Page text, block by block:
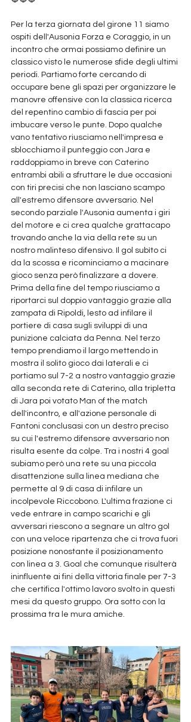
Per la terza giornata del girone 11 siamo
ospiti dell'Ausonia Forza e Coraggio, in un
incontro che ormai possiamo definire un
classico visto le numerose sfide degli ultimi
periodi. Partiamo forte cercando di
occupare bene gli spazi per organizzare le
manovre offensive con la classica ricerca
del repentino cambio di fascia per poi
imbucare verso le punte. Dopo qualche
vano tentativo riusciamo nell'impresa e
sblocchiamo il punteggio con Jara e
raddoppiamo in breve con Caterino
entrambi abili a sfruttare le due occasioni
con tiri precisi che non lasciano scampo
all'estremo difensore avversario. Nel
secondo parziale l'Ausonia aumenta i giri
del motore e ci crea qualche grattacapo
trovando anche la via della rete su un
nostro malinteso difensivo. Il gol subìto ci
da la scossa e ricominciamo a macinare
gioco senza però finalizzare a dovere.
Prima della fine del tempo riusciamo a
riportarci sul doppio vantaggio grazie alla
zampata di Ripoldi, lesto ad infilare il
portiere di casa sugli sviluppi di una
punizione calciata da Penna. Nel terzo
tempo prendiamo il largo mettendo in
mostra il solito gioco dai laterali e ci
portiamo sul 7-2 a nostro vantaggio grazie
alla seconda rete di Caterino, alla tripletta
di Jara poi votato Man of the match
dell'incontro, e all'azione personale di
Fantoni conclusasi con un destro preciso
su cui l'estremo difensore avversario non
risulta esente da colpe. Tra i nostri 4 goal
subiamo però una rete su una piccola
disattenzione sulla linea mediana che
permette al 9 di casa di infilare un
incolpevole Riccobono. L'ultima frazione ci
vede entrare in campo scarichi e gli
avversari riescono a segnare un altro gol
con una veloce ripartenza che ci trova fuori
posizione nonostante il posizionamento
con linea a 3. Goal che comunque risulterà
ininfluente ai fini della vittoria finale per 7-3
che certifica l'ottimo lavoro svolto in questi
mesi da questo gruppo. Ora sotto con la
prossima tra le mura amiche.